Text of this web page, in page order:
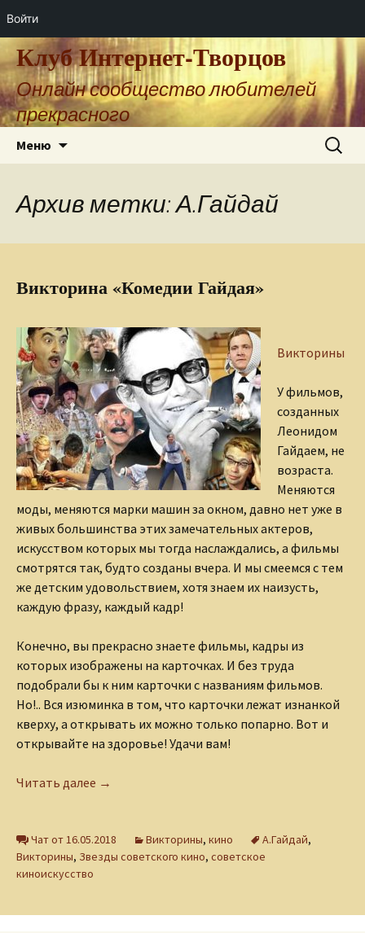
Войти
Клуб Интернет-Творцов
Онлайн сообщество любителей
прекрасного
Меню Найти:
Архив метки: А.Гайдай
Викторина «Комедии Гайдая»
Викторины
У фильмов,
созданных
Леонидом
Гайдаем, не
возраста.
Меняются
моды, меняются марки машин за окном, давно нет уже в
живых большинства этих замечательных актеров,
искусством которых мы тогда наслаждались, а фильмы
смотрятся так, будто созданы вчера. И мы смеемся с тем
же детским удовольствием, хотя знаем их наизусть,
каждую фразу, каждый кадр!
Конечно, вы прекрасно знаете фильмы, кадры из
которых изображены на карточках. И без труда
подобрали бы к ним карточки с названиям фильмов.
Но!.. Вся изюминка в том, что карточки лежат изнанкой
кверху, а открывать их можно только попарно. Вот и
открывайте на здоровье! Удачи вам!
Читать далее Викторина «Комедии Гайдая»
→
Чат от 16.05.2018 Викторины, кино А.Гайдай,
Викторины, Звезды советского кино, советское
киноискусство